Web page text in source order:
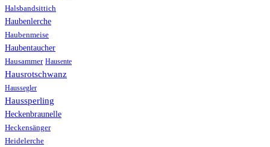
Halsbandsittich
Haubenlerche
Haubenmeise
Haubentaucher
Hausammer Hausente
Hausrotschwanz
Haussegler
Haussperling
Heckenbraunelle
Heckensänger
Heidelerche